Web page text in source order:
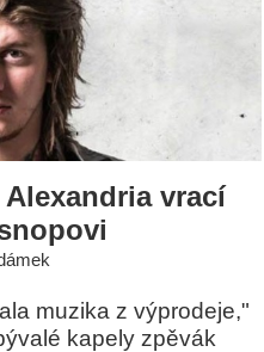
vrací
muzika z výprodeje,"
kapely zpěvák